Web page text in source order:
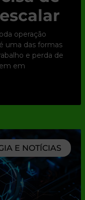
operação
uma das formas
e perda de
em
E NOTÍCIAS